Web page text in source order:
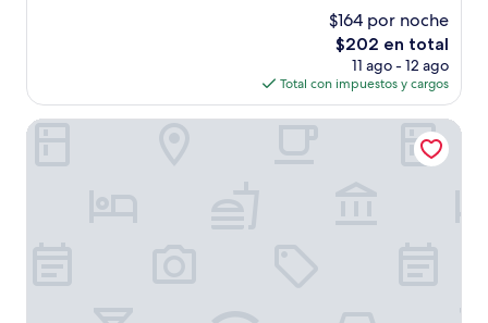
$164 por noche
El
precio
actual
es
de
$202 en total
11 ago - 12 ago
Total con impuestos y cargos
Hotel Sagrada Familia